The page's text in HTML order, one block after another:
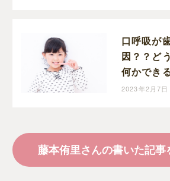
口呼吸が
因？？ど
何かでき
歯科医師
2023年2月7日
藤本侑里さんの書いた記事